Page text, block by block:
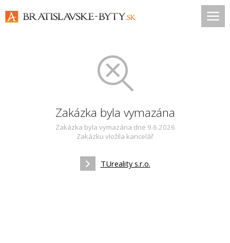
Zakázka byla vymazána
Zakázka byla vymazána dne 9.6.2026
Zakázku vložila kancelář
TUreality s.r.o.